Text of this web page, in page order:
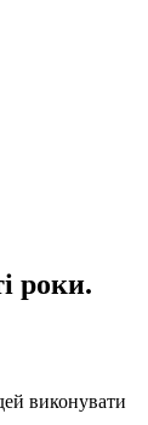
роки.
виконувати